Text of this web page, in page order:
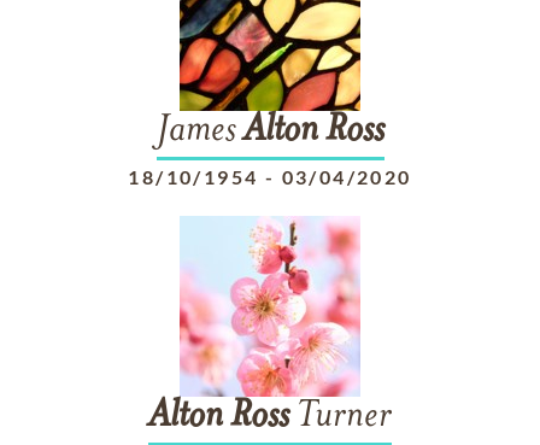
JamesAlton Ross
18/10/1954 - 03/04/2020
AltonRossTurner